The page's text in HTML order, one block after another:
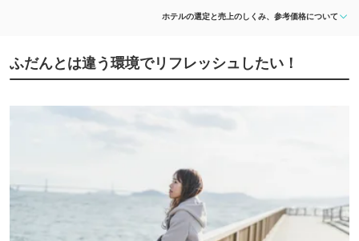
ホテルの選定と売上のしくみ、参考価格について
ふだんとは違う環境でリフレッシュしたい！